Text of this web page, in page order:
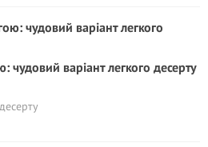
варіант легкого десерту